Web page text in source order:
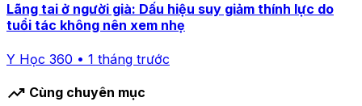
Lãng tai ở người già: Dấu hiệu suy giảm thính lực do
tuổi tác không nên xem nhẹ
Y Học 360 • 1 tháng trước
trending_up Cùng chuyên mục